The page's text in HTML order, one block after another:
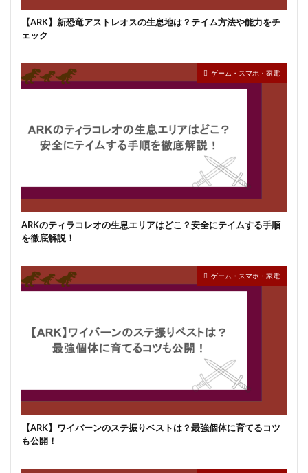
【ARK】新恐竜アストレオスの生息地は？テイム方法や能力をチ
ェック
ゲーム・スマホ・家電
ARKのティラコレオの生息エリアはどこ？安全にテイムする手順
を徹底解説！
ゲーム・スマホ・家電
【ARK】ワイバーンのステ振りベストは？最強個体に育てるコツ
も公開！